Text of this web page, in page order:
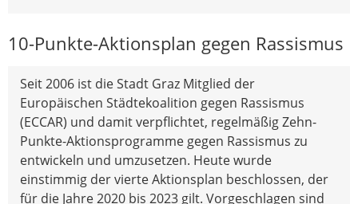
10-Punkte-Aktionsplan gegen Rassismus
Seit 2006 ist die Stadt Graz Mitglied der
Europäischen Städtekoalition gegen Rassismus
(ECCAR) und damit verpflichtet, regelmäßig Zehn-
Punkte-Aktionsprogramme gegen Rassismus zu
entwickeln und umzusetzen. Heute wurde
einstimmig der vierte Aktionsplan beschlossen, der
für die Jahre 2020 bis 2023 gilt. Vorgeschlagen sind